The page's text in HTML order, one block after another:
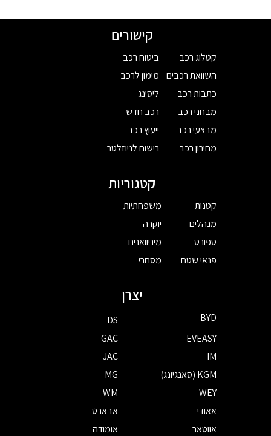
קישורים
קטלוג רכב
השוואת רכבים
כתבות רכב
מבחני רכב
מבצעי רכב
מחירון רכב
ביטוח רכב
מימון לרכב
ליסינג
רכב חדש
ייעוץ רכב
רישום לניוזלטר
קטגוריות
קטנות
מנהלים
ספורט
פנאי שטח
משפחתיות
יוקרה
מיניוואנים
מסחרי
יצרן
BYD
DS
EVEASY
GAC
IM
JAC
KGM (סאנגיונג)
MG
WEY
WM
אאודי
אבארט
אווטאר
אומודה